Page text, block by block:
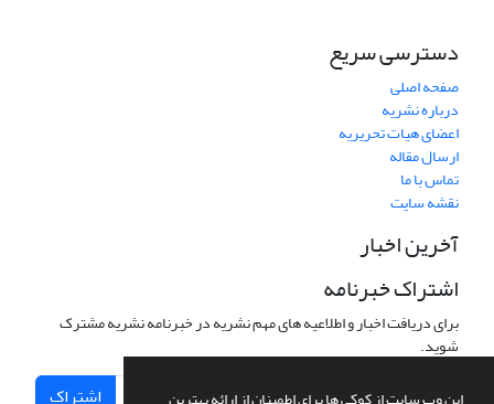
دسترسی سریع
صفحه اصلی
درباره نشریه
اعضای هیات تحریریه
ارسال مقاله
تماس با ما
نقشه سایت
آخرین اخبار
اشتراک خبرنامه
برای دریافت اخبار و اطلاعیه های مهم نشریه در خبرنامه نشریه مشترک
شوید.
اشتراک